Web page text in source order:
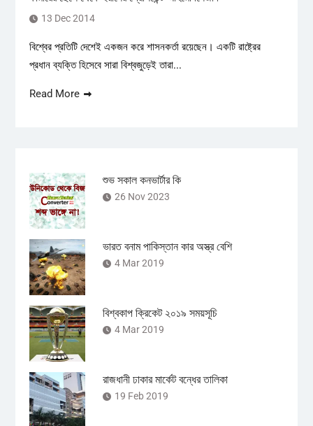
13 Dec 2014
বিশ্বের প্রতিটি দেশেই একজন করে শাসনকর্তা রয়েছেন। একটি রাষ্ট্রের
প্রধান ব্যক্তি হিসেবে সারা বিশ্বজুড়েই তারা...
Read More
শুভ সকাল কনভার্টার কি
26 Nov 2023
ভারত বনাম পাকিস্তান কার অস্ত্র বেশি
4 Mar 2019
বিশ্বকাপ ক্রিকেট ২০১৯ সময়সূচি
4 Mar 2019
রাজধানী ঢাকার মার্কেট বন্ধের তালিকা
19 Feb 2019